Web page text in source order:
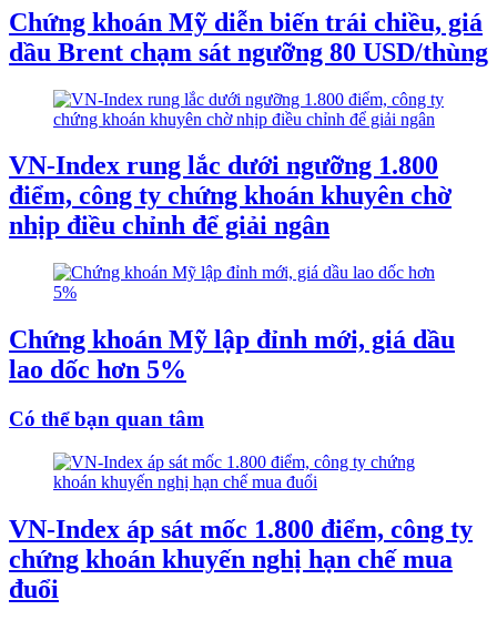
Chứng khoán Mỹ diễn biến trái chiều, giá
dầu Brent chạm sát ngưỡng 80 USD/thùng
VN-Index rung lắc dưới ngưỡng 1.800
điểm, công ty chứng khoán khuyên chờ
nhịp điều chỉnh để giải ngân
Chứng khoán Mỹ lập đỉnh mới, giá dầu
lao dốc hơn 5%
Có thể bạn quan tâm
VN-Index áp sát mốc 1.800 điểm, công ty
chứng khoán khuyến nghị hạn chế mua
đuổi